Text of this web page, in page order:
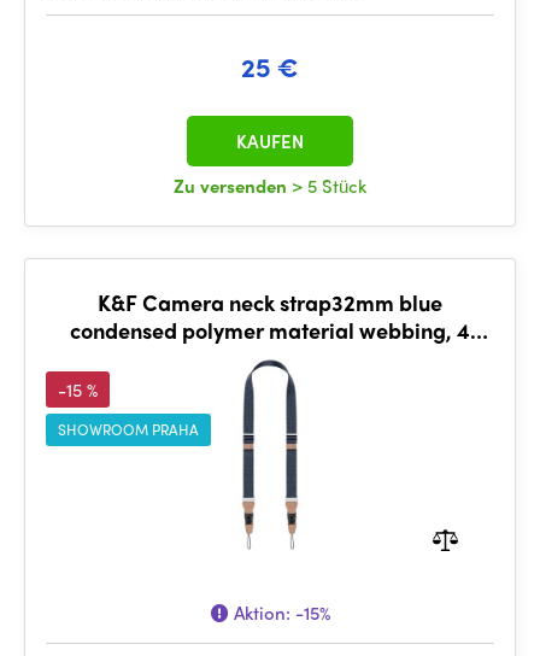
25 €
Zu versenden > 5 Stück
KAUFEN
K&F Camera neck strap32mm blue
condensed polymer material webbing, 4
aluminum alloy square buckles
-15 %
SHOWROOM PRAHA
Aktion: -15%